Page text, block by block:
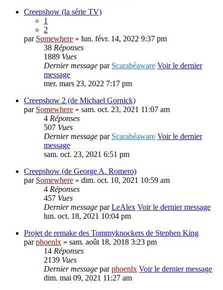
Creepshow (la série TV)
1
2
par Somewhere » lun. févr. 14, 2022 9:37 pm
38 Réponses
1889 Vues
Dernier message par Scarabéaware Voir le dernier
message
mer. mars 23, 2022 7:17 pm
Creepshow 2 (de Michael Gornick)
par Somewhere » sam. oct. 23, 2021 11:07 am
4 Réponses
507 Vues
Dernier message par Scarabéaware Voir le dernier
message
sam. oct. 23, 2021 6:51 pm
Creepshow (de George A. Romero)
par Somewhere » dim. oct. 10, 2021 10:59 am
4 Réponses
457 Vues
Dernier message parLeAlex Voir le dernier message
lun. oct. 18, 2021 10:04 pm
Projet de remake des Tommyknockers de Stephen King
parphoenlx » sam. août 18, 2018 3:23 pm
14 Réponses
2139 Vues
Dernier message parphoenlx Voir le dernier message
dim. mai 09, 2021 11:27 am